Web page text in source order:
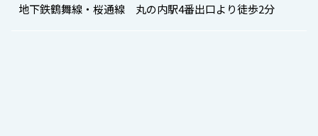
地下鉄鶴舞線・桜通線 丸の内駅4番出口より徒歩2分